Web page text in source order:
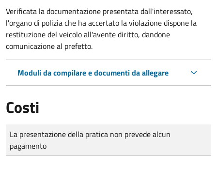
Verificata la documentazione presentata dall'interessato,
l'organo di polizia che ha accertato la violazione dispone la
restituzione del veicolo all'avente diritto, dandone
comunicazione al prefetto.
Moduli da compilare e documenti da allegare
Costi
Tipo di pagamento
Importo
La presentazione della pratica non prevede alcun
pagamento